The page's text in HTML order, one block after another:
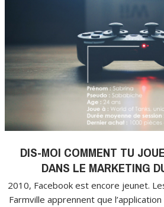
DIS-MOI COMMENT TU
DANS LE MARKETING
2010, Facebook est encore jeunet.
Farmville apprennent que